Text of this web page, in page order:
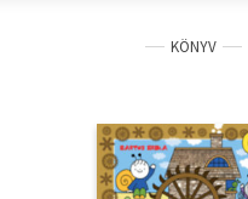
KÖNYV